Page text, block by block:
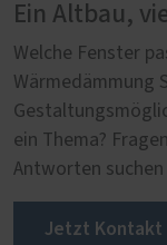
Ein Altbau,
Welche Fenster
Wärmedämmung
ein Thema?
Antworten
Jetzt Kontakt